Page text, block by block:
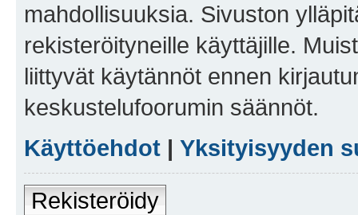
mahdollisuuksia. Sivuston
rekisteröityneille käyttäjille.
liittyvät käytännöt ennen
keskustelufoorumin säännöt.
Käyttöehdot | Yksityisyyden
Rekisteröidy